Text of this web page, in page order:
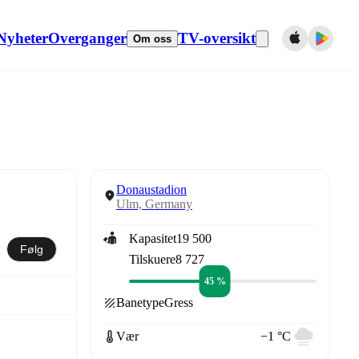
Overganger Om oss TV-oversikt
Følg
Donaustadion
Ulm, Germany
Kapasitet19 500
Tilskuere8 727
45 %
BanetypeGress
Vær −1 °C